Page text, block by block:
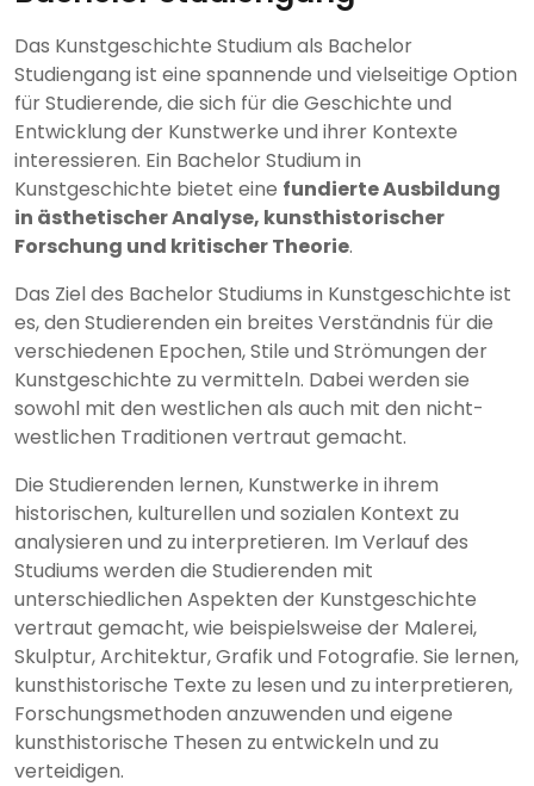
Das Kunstgeschichte Studium als Bachelor
Studiengang ist eine spannende und vielseitige Option
für Studierende, die sich für die Geschichte und
Entwicklung der Kunstwerke und ihrer Kontexte
interessieren. Ein Bachelor Studium in
Kunstgeschichte bietet eine fundierte Ausbildung
in ästhetischer Analyse, kunsthistorischer
Forschung und kritischer Theorie.
Das Ziel des Bachelor Studiums in Kunstgeschichte ist
es, den Studierenden ein breites Verständnis für die
verschiedenen Epochen, Stile und Strömungen der
Kunstgeschichte zu vermitteln. Dabei werden sie
sowohl mit den westlichen als auch mit den nicht-
westlichen Traditionen vertraut gemacht.
Die Studierenden lernen, Kunstwerke in ihrem
historischen, kulturellen und sozialen Kontext zu
analysieren und zu interpretieren. Im Verlauf des
Studiums werden die Studierenden mit
unterschiedlichen Aspekten der Kunstgeschichte
vertraut gemacht, wie beispielsweise der Malerei,
Skulptur, Architektur, Grafik und Fotografie. Sie lernen,
kunsthistorische Texte zu lesen und zu interpretieren,
Forschungsmethoden anzuwenden und eigene
kunsthistorische Thesen zu entwickeln und zu
verteidigen.